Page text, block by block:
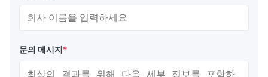
문의 메시지*